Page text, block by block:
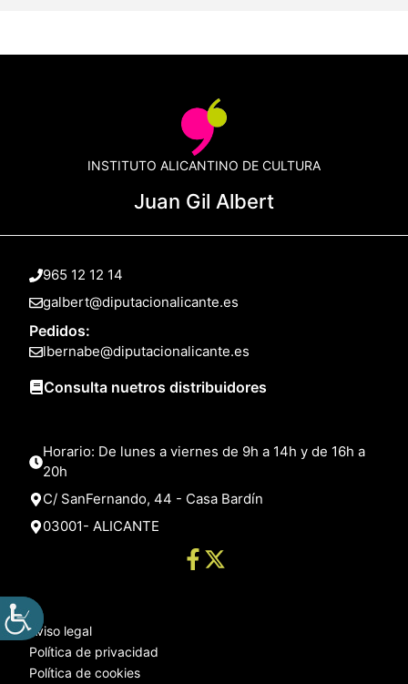
INSTITUTO ALICANTINO DE CULTURA
Juan Gil Albert
965 12 12 14
galbert@diputacionalicante.es
Pedidos:
lbernabe@diputacionalicante.es
Consulta nuetros distribuidores
Horario: De lunes a viernes de 9h a 14h y de 16h a
20h
C/ SanFernando, 44 - Casa Bardín
03001- ALICANTE
Aviso legal
Política de privacidad
Política de cookies